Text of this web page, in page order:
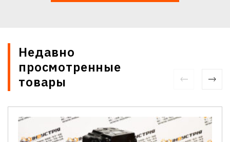
Недавно
просмотренные
товары